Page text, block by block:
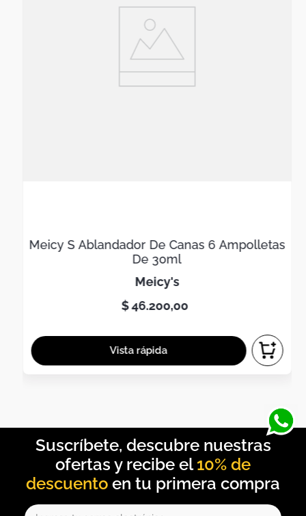
Meicy S Ablandador De Canas 6 Ampolletas
De 30ml
meicy's
$46.200,00
10% de
descuento